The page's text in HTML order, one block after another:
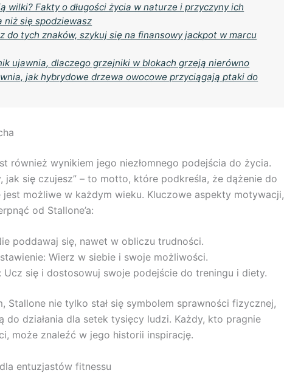
wilki? Fakty o długości życia w naturze i przyczyny ich
niż się spodziewasz
do tych znaków, szykuj się na finansowy jackpot w marcu
ujawnia, dlaczego grzejniki w blokach grzeją nierówno
jak hybrydowe drzewa owocowe przyciągają ptaki do
również wynikiem jego niezłomnego podejścia do życia.
jak się czujesz” – to motto, które podkreśla, że dążenie do
jest możliwe w każdym wieku. Kluczowe aspekty motywacji,
od Stallone’a:
poddawaj się, nawet w obliczu trudności.
Wierz w siebie i swoje możliwości.
Ucz się i dostosowuj swoje podejście do treningu i diety.
Stallone nie tylko stał się symbolem sprawności fizycznej,
do działania dla setek tysięcy ludzi. Każdy, kto pragnie
może znaleźć w jego historii inspirację.
entuzjastów fitnessu